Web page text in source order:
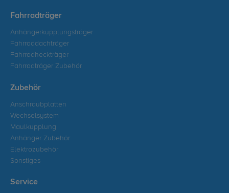
Fahrradträger
Anhängerkupplungsträger
Fahrraddachträger
Fahrradheckträger
Fahrradträger Zubehör
Zubehör
Anschraubplatten
Wechselsystem
Maulkupplung
Anhänger Zubehör
Elektrozubehör
Sonstiges
Service